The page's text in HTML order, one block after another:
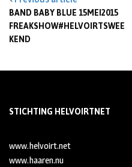
BAND BABY BLUE 15MEI2015
FREAKSHOW#HELVOIRTSWEE
KEND
STICHTING HELVOIRTNET
www.helvoirt.net
www.haaren.nu